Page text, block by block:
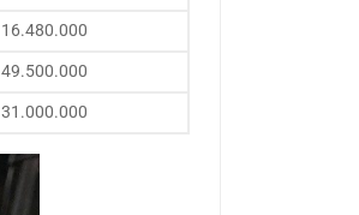
16.480.000
49.500.000
31.000.000